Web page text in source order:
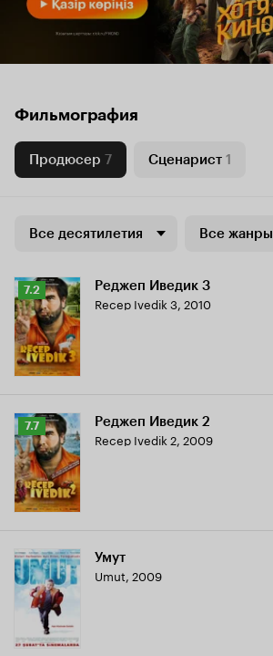
Фильмография
Продюсер 7 Сценарист 1
Все десятилетия Все жанры
Рейтинг
Кинопоиска
7.2
7.2 Реджеп Иведик 3
Recep Ivedik 3, 2010
Рейтинг
Кинопоиска
7.7
7.7 Реджеп Иведик 2
Recep Ivedik 2, 2009
Умут
Umut, 2009